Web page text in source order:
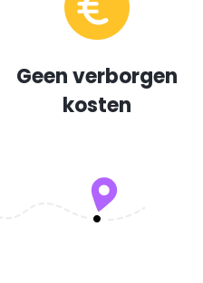
Geen verborgen
kosten